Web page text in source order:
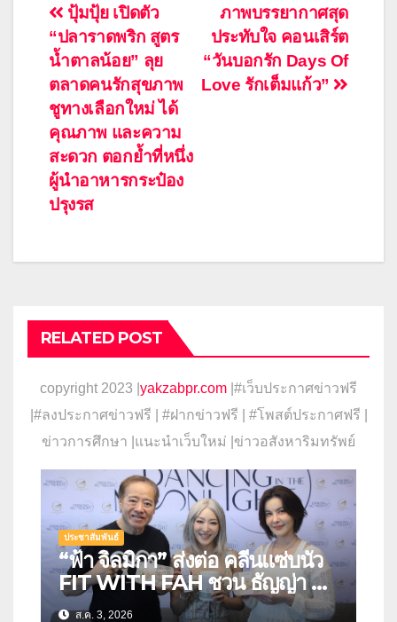
แนะแนว
เรื่อง
ภาพบรรยากาศสุด
ประทับใจ คอนเสิร์ต
“วันบอกรัก Days Of
Love รักเต็มแก้ว”
ปุ้มปุ้ย เปิดตัว
“ปลาราดพริก สูตร
น้ำตาลน้อย” ลุย
ตลาดคนรักสุขภาพ
ชูทางเลือกใหม่ ได้
คุณภาพ และความ
สะดวก ตอกย้ำที่หนึ่ง
ผู้นำอาหารกระป๋อง
ปรุงรส
RELATED POST
copyright 2023 | yakzabpr.com |#เว็บประกาศข่าวฟรี
#ลงประกาศข่าวฟรี | #ฝากข่าวฟรี | #โพสต์ประกาศฟรี |
ข่าวการศึกษา |แนะนำเว็บใหม่ |ข่าวอสังหาริมทรัพย์
ประชาสัมพันธ์
“ฟ้า จิลมิกา” ส่งต่อ คลีนแซ่บนัว
FIT WITH FAH ชวน ธัญญ่า ลิ้ม
รสชาติอาหารคลีนสุดพรีเมียม
ส.ค. 3, 2026